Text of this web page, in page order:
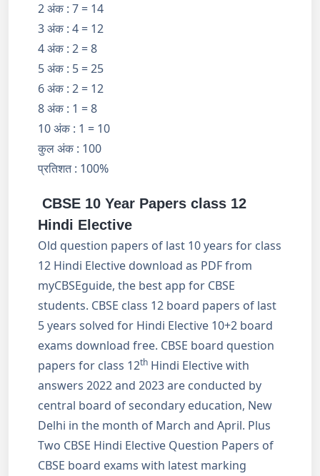
2 अंक : 7 = 14
3 अंक : 4 = 12
4 अंक : 2 = 8
5 अंक : 5 = 25
6 अंक : 2 = 12
8 अंक : 1 = 8
10 अंक : 1 = 10
कुल अंक : 100
प्रतिशत : 100%
CBSE 10 Year Papers class 12
Hindi Elective
Old question papers of last 10 years for class
12 Hindi Elective download as PDF from
myCBSEguide, the best app for CBSE
students. CBSE class 12 board papers of last
5 years solved for Hindi Elective 10+2 board
exams download free. CBSE board question
papers for class 12th Hindi Elective with
answers 2022 and 2023 are conducted by
central board of secondary education, New
Delhi in the month of March and April. Plus
Two CBSE Hindi Elective Question Papers of
CBSE board exams with latest marking